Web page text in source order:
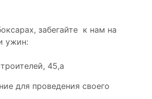
забегайте к нам на
ужин:
45,а
для проведения своего